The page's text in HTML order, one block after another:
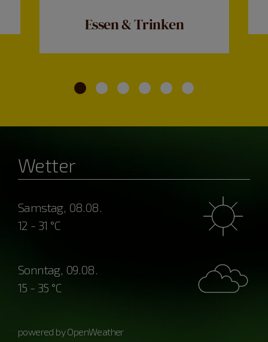
Essen & Trinken
Wetter
Samstag, 08.08.
12 - 31 °C
Sonntag, 09.08.
15 - 35 °C
powered by OpenWeather